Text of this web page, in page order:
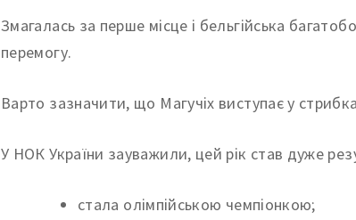
Змагалась за перше місце і бельгійська
перемогу.
Варто зазначити, що Магучіх виступає у
У НОК України зауважили, цей рік став дуже
стала олімпійською чемпіонкою;